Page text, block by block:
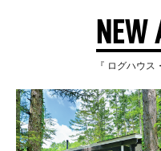
NEW
『 ログハウ